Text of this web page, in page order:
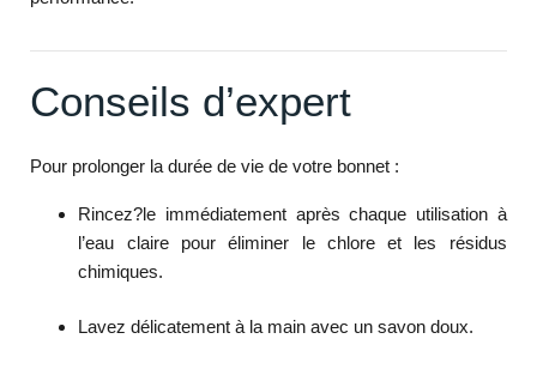
Conseils d’expert
Pour prolonger la durée de vie de votre bonnet :
Rincez?le immédiatement après chaque utilisation à
l’eau claire pour éliminer le chlore et les résidus
chimiques.
Lavez délicatement à la main avec un savon doux.